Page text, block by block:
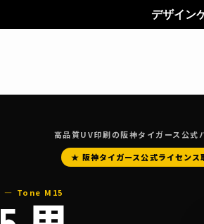
デザインケースは、 「デコ
高品質UV印刷の阪神タイガース公式
★ 阪神タイガース公式ライセンス
— Tone M15